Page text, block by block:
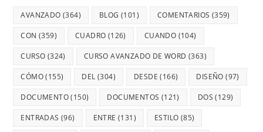
AVANZADO (364) BLOG (101) COMENTARIOS (359)
CON (359) CUADRO (126) CUANDO (104)
CURSO (324) CURSO AVANZADO DE WORD (363)
CÓMO(155) DEL (304) DESDE (166) DISEÑO (97)
DOCUMENTO(150) DOCUMENTOS (121) DOS (129)
ENTRADAS (96) ENTRE (131) ESTILO (85)